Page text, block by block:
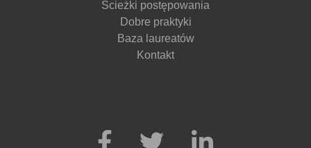
Ścieżki postępowania
Dobre praktyki
Baza laureatów
Kontakt